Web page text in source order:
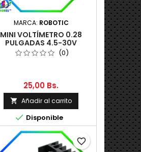
MARCA: ROBOTIC
MINI VOLTÍMETRO 0.28
PULGADAS 4.5-30V
(0)
25,00 Bs.
 Añadir al carrito
 Disponible
favorite_border